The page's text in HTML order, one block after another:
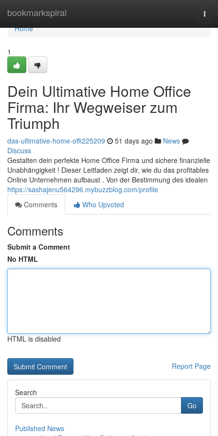
bookmarkspiral
Home
Home
1
Dein Ultimative Home Office
Firma: Ihr Wegweiser zum
Triumph
das-ultimative-home-offi225209 51 days ago
News
Discuss
Gestalten dein perfekte Home Office Firma und sichere finanzielle
Unabhängigkeit ! Dieser Leitfaden zeigt dir, wie du das profitables
Online Unternehmen aufbaust . Von der Bestimmung des idealen
https://sashajenu564296.mybuzzblog.com/profile
Comments
Who Upvoted
Comments
Submit a Comment
No HTML
HTML is disabled
Report Page
Search
Go
Published News